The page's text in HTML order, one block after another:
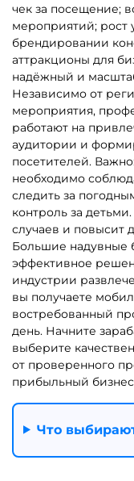
чек за посещение;
мероприятий; рост
брендировании
аттракционы для
надёжный и
Независимо от
мероприятия,
работают на
аудитории и
посетителей.
необходимо
следить за
контроль за
случаев и повысит
Большие надувные
эффективное
индустрии
вы получаете
востребованный
день. Начните
выберите
от проверенного
прибыльный
Что